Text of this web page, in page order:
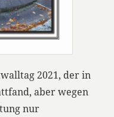
2021, der in
aber wegen
nur